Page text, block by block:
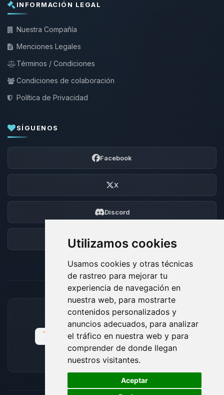
Utilizamos cookies
Usamos cookies y otras técnicas
de rastreo para mejorar tu
experiencia de navegación en
nuestra web, para mostrarte
contenidos personalizados y
anuncios adecuados, para analizar
el tráfico en nuestra web y para
comprender de donde llegan
nuestros visitantes.
Aceptar
INFORMACIÓN LEGAL
Nuestra Compañía
Menciones Legales
Términos / Condiciones
Condiciones de colaboración
Política de Privacidad
SÍGUENOS
Facebook
X
Discord
Foro
MÉTODOS DE PAGO ACEPTADOS
🍪